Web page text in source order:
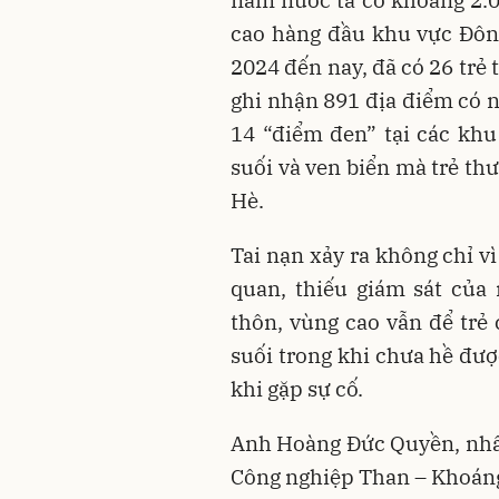
cao hàng đầu khu vực
2024 đến nay, đã có 26
ghi nhận 891 địa điểm có
14 “điểm đen” tại các
suối và ven biển mà trẻ
Hè.
Tai nạn xảy ra không chỉ
quan, thiếu giám sát
thôn, vùng cao vẫn để trẻ
suối trong khi chưa hề
khi gặp sự cố.
Anh Hoàng Đức Quyền,
Công nghiệp Than –